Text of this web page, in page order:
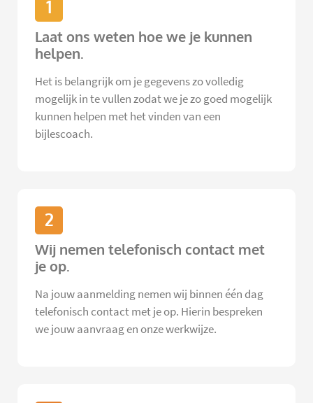
1
Laat ons weten hoe we je kunnen
helpen.
Het is belangrijk om je gegevens zo volledig
mogelijk in te vullen zodat we je zo goed mogelijk
kunnen helpen met het vinden van een
bijlescoach.
2
Wij nemen telefonisch contact met
je op.
Na jouw aanmelding nemen wij binnen één dag
telefonisch contact met je op. Hierin bespreken
we jouw aanvraag en onze werkwijze.